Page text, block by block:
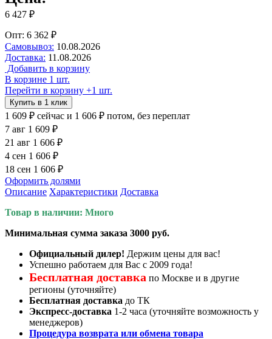
6 427 ₽
Опт: 6 362 ₽
Самовывоз: 10.08.2026
Доставка: 11.08.2026
Добавить в корзину
В корзине 1 шт.
Перейти в корзину +1 шт.
Купить в 1 клик
1 609 ₽ сейчас и 1 606 ₽ потом, без переплат
7 авг 1 609 ₽
21 авг 1 606 ₽
4 сен 1 606 ₽
18 сен 1 606 ₽
Оформить долями
Описание Характеристики Доставка
Товар в наличии: Много
Минимальная сумма заказа 3000 руб.
Официальный дилер! Держим цены для вас!
Успешно работаем для Вас с 2009 года!
Бесплатная доставка по Москве и в другие
регионы (уточняйте)
Бесплатная доставка до ТК
Экспресс-доставка 1-2 часа (уточняйте возможность у
менеджеров)
Процедура возврата или обмена товара